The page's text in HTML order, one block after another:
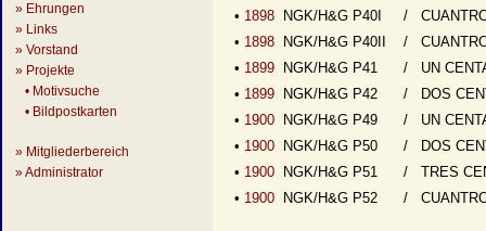
» Ehrungen
» Links
» Vorstand
» Projekte
• Motivsuche
• Bildpostkarten
» Mitgliederbereich
» Administrator
• 1898 NGK/H&G P40I
/
• 1898 NGK/H&G P40II
/
• 1899 NGK/H&G P41
/ UN
• 1899 NGK/H&G P42
/ DOS
• 1900 NGK/H&G P49
/ UN
• 1900 NGK/H&G P50
/ DOS
• 1900 NGK/H&G P51
/ TRES
• 1900 NGK/H&G P52 /